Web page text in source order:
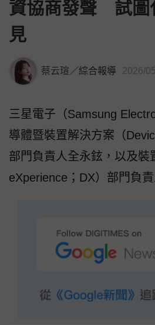
資協商發聲 試圖
見
蔡云瑄／綜合報導 2026/
三星電子（Samsung
導體暨裝置解決方案（
部門負責人全永鉉，以及裝
eXperience；DX）部門負